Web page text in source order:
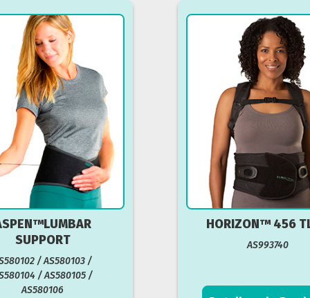
SUPPORT
/ AS580103 /
/ AS580105 /
AS580106
HORIZON™ 456
AS993740